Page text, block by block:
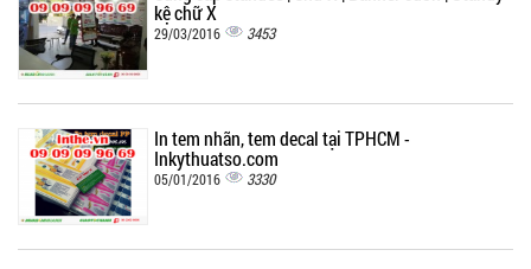
kệ chữ X
29/03/2016 3453
In tem nhãn, tem decal tại TPHCM -
Inkythuatso.com
05/01/2016 3330